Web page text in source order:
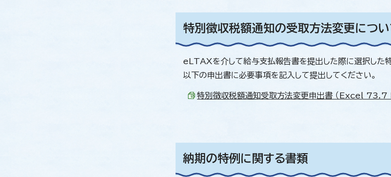
特別徴収税額通知の受取方法変更につい
eLTAXを介して給与支払報告書を提出した際に選択した
以下の申出書に必要事項を記入して提出してください。
特別徴収税額通知受取方法変更申出書 （Excel 73.7
納期の特例に関する書類